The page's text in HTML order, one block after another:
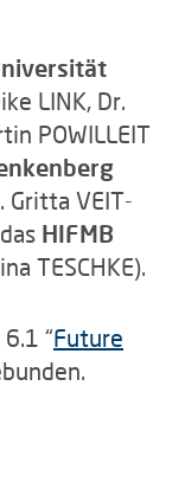
LINK, Dr.
POWILLEIT
Gritta VEIT-
HIFMB
TESCHKE).
“Future